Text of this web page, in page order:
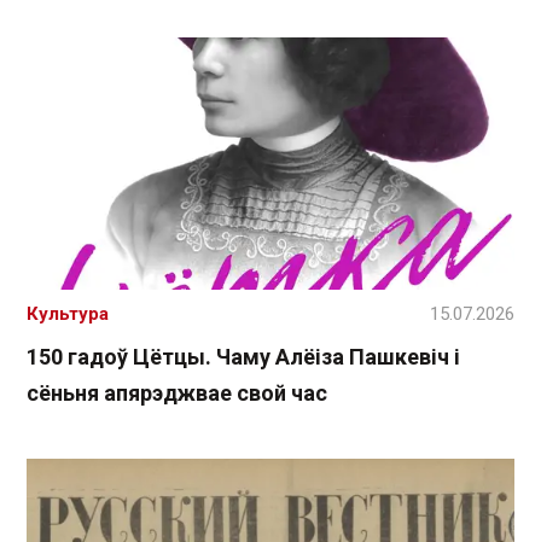
150 гадоў Цётцы. Чаму Алёіза Пашкевіч і
сёньня апярэджвае свой час
Культура 15.07.2026